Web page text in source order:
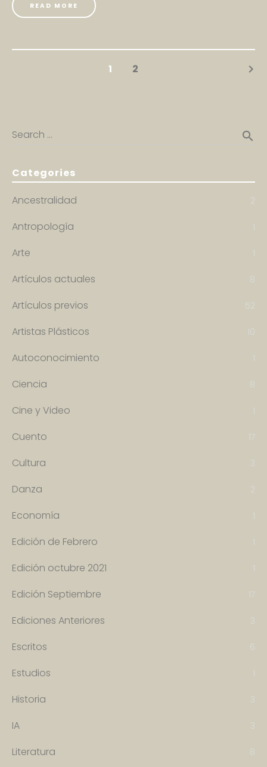
READ MORE
1 2 keyboard_arrow_right
Search … search
Categories
Ancestralidad 2
Antropología 1
Arte 1
Artículos actuales 8
Artículos previos 52
Artistas Plásticos 10
Autoconocimiento 1
Ciencia 8
Cine y Video 1
Cuento 17
Cultura 3
Danza 2
Economía 1
Edición de Febrero 1
Edición octubre 2021 1
Edición Septiembre 17
Ediciones Anteriores 3
Escritos 6
Estudios 1
Historia 3
IA 3
Literatura 8